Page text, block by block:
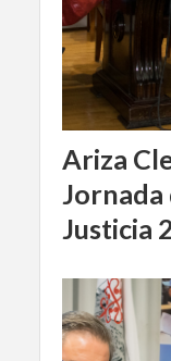
Ariza
Jornada
Justicia